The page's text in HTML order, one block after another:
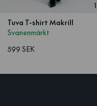
1
Tuva T-shirt Makrill
Svanenmärkt
599 SEK